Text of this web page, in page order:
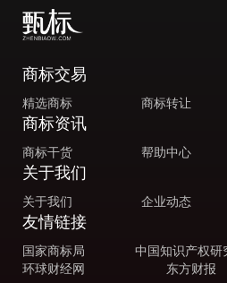
商标交易
精选商标 商标转让
商标资讯
商标干货 帮助中心
关于我们
关于我们 企业动态
友情链接
国家商标局 中国知识产权研
环球财经网
东方财报